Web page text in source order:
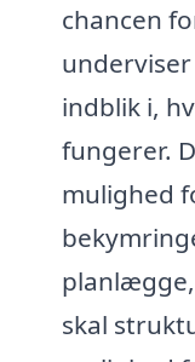
chancen
indblik i,
fungerer.
mulighed
skal